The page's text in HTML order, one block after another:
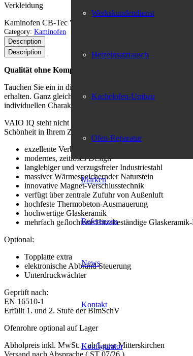
Werkskundendienst
Heizeinsatztausch
Kachelofen-Umbau
Ofen-Reparatur
Marken
Referenzen
News
Kontakt
Konfigurator
Verkleidung Naturstein, Nero
Kaminofen CB-Tec "Vaio IQ 33" Stein Top 1 Menge
Category: Kaminofen
Description
Description
Qualität ohne Kompromisse
Tauchen Sie ein in die exklusive Welt der VAIO IQ
erhalten. Ganz gleich, ob Sie sich für markante Texturen,
individuellen Charakter.
VAIO IQ steht nicht nur für innovative Technologie,
Schönheit in Ihrem Zuhause.
exzellente Verbrennungstechnik
modernes, zeitloses Design
langlebiger und verzugsfreier Industriestahl
massiver Wärmespeichernder Naturstein
innovative Magnet-Verschlusstechnik
verfügt über zentrale Zufuhr von Außenluft
hochfeste Thermobeton-Ausmauerung
hochwertige Glaskeramik
mehrfach geflochtene Hitzebeständige
Optional:
Topplatte extra
elektronische Abbrand Steuerung
Unterdruckwächter
Geprüft nach:
EN 16510-1
Erfüllt 1. und 2. Stufe der BlmSchV
Ofenrohre optional auf Lager
Abholpreis inkl. MwSt. – ab Lager Mitterskirchen
Versand nach Absprache ( ST 07/26 )